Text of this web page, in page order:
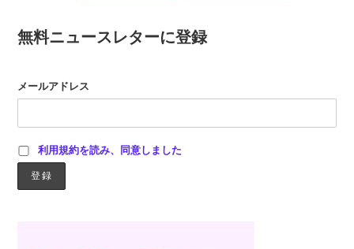
無料ニュースレターに登録
メールアドレス
利用規約を読み、同意しました